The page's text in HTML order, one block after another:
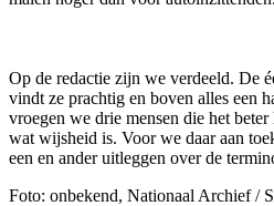
Op de redactie zijn we verdeeld. De
vindt ze prachtig en boven alles een
vroegen we drie mensen die het
wat wijsheid is. Voor we daar aan
een en ander uitleggen over de
Foto: onbekend, Nationaal Archief /